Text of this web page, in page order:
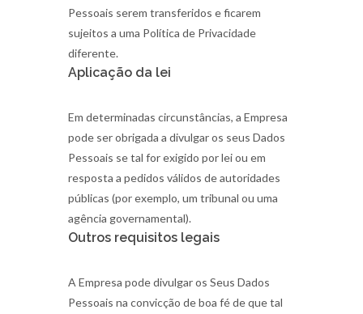
Pessoais serem transferidos e ficarem
sujeitos a uma Política de Privacidade
diferente.
Aplicação da lei
Em determinadas circunstâncias, a Empresa
pode ser obrigada a divulgar os seus Dados
Pessoais se tal for exigido por lei ou em
resposta a pedidos válidos de autoridades
públicas (por exemplo, um tribunal ou uma
agência governamental).
Outros requisitos legais
A Empresa pode divulgar os Seus Dados
Pessoais na convicção de boa fé de que tal